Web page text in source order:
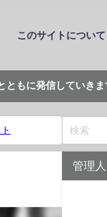
このサイトについて
もに発信していきま
管理人